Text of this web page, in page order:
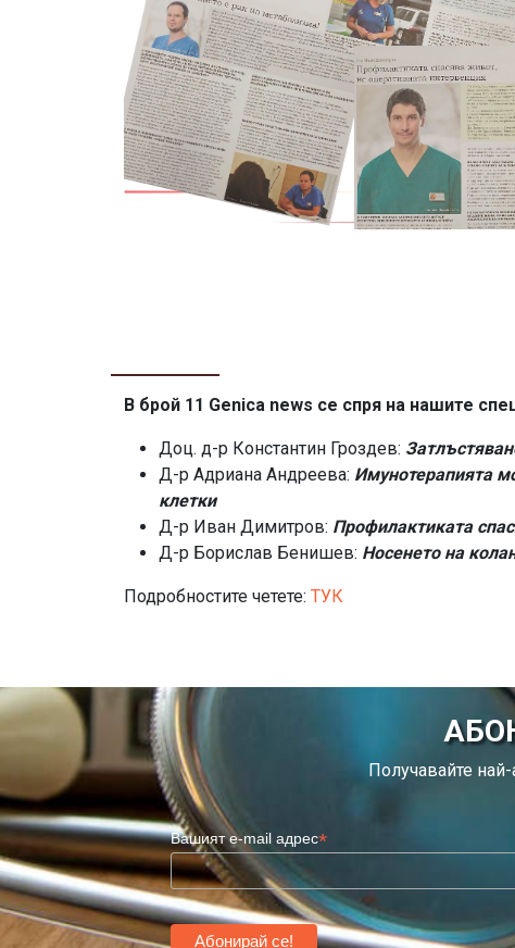
В брой 11 Genica news се спря на нашите
Доц. д-р Константин Гроздев:
Д-р Адриана Андреева: Имунотерапията
клетки
Д-р Иван Димитров: Профилактиката
Д-р Борислав Бенишев: Носенето на
Подробностите четете: ТУК
Получавайте
Вашият e-mail адрес*